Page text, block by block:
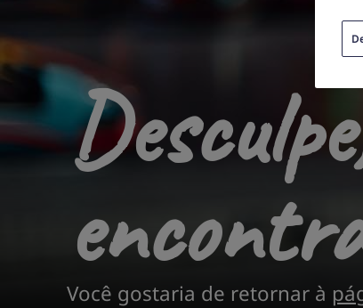
Você gostaria de retornar à